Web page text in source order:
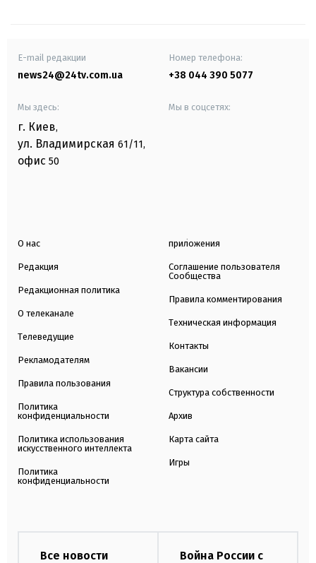
E-mail редакции
news24@24tv.com.ua
Номер телефона:
+38 044 390 5077
Мы здесь:
г. Киев,
ул. Владимирская 61/11,
офис 50
Мы в соцсетях:
О нас
Редакция
Редакционная политика
О телеканале
Телеведущие
Рекламодателям
Правила пользования
Политика
конфиденциальности
Политика использования
искусственного интеллекта
Политика
конфиденциальности
приложения
Соглашение пользователя
Сообщества
Правила комментирования
Техническая информация
Контакты
Вакансии
Структура собственности
Архив
Карта сайта
Игры
Все новости
Война России с